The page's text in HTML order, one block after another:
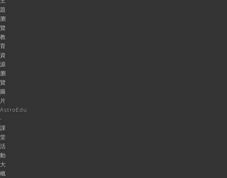
題
瀏
覽
教
育
資
源
瀏
覽
圖
片
AstroEdu
-
課
堂
活
動
大
概